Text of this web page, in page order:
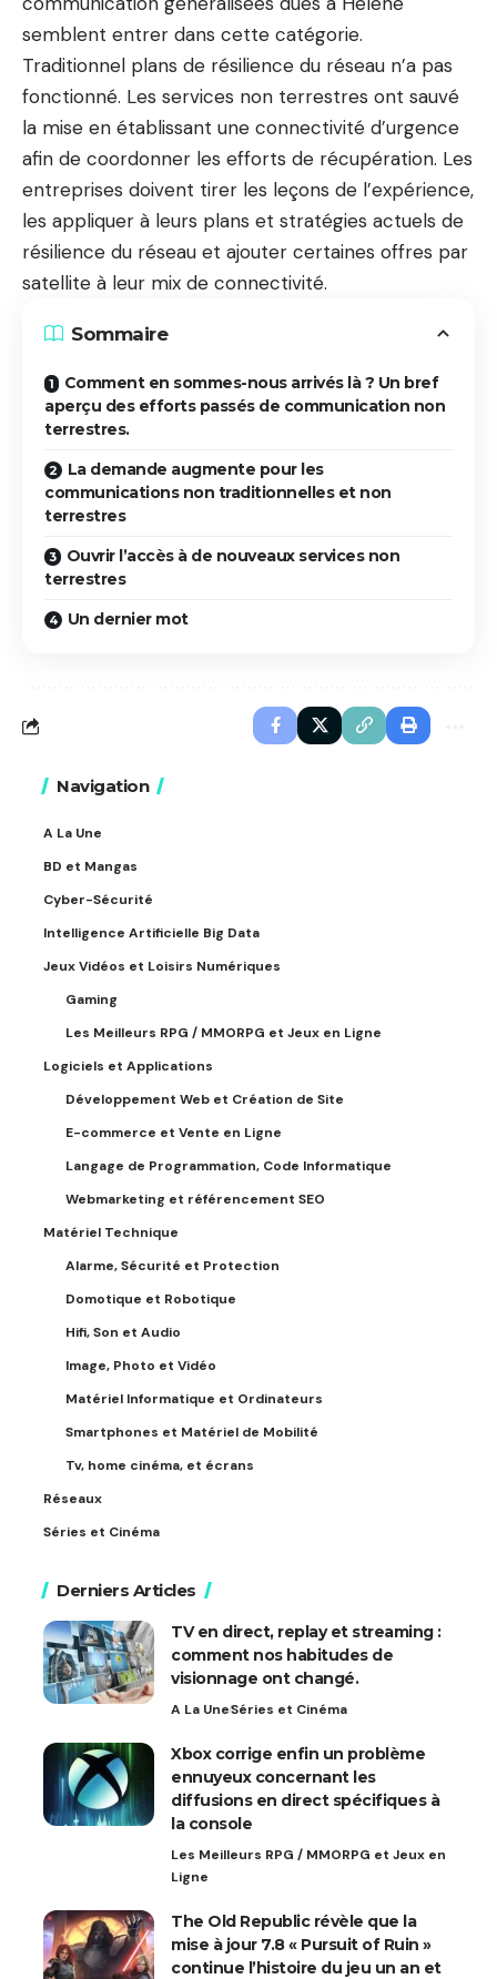
semblent entrer dans cette catégorie.
Traditionnel plans de résilience du réseau n’a pas
fonctionné. Les services non terrestres ont sauvé
la mise en établissant une connectivité d’urgence
afin de coordonner les efforts de récupération. Les
entreprises doivent tirer les leçons de l’expérience,
les appliquer à leurs plans et stratégies actuels de
résilience du réseau et ajouter certaines offres par
satellite à leur mix de connectivité.
Sommaire
Comment en sommes-nous arrivés là ? Un bref
aperçu des efforts passés de communication non
terrestres.
La demande augmente pour les
communications non traditionnelles et non
terrestres
Ouvrir l’accès à de nouveaux services non
terrestres
Un dernier mot
Navigation
A La Une
BD et Mangas
Cyber-Sécurité
Intelligence Artificielle Big Data
Jeux Vidéos et Loisirs Numériques
Gaming
Les Meilleurs RPG / MMORPG et Jeux en Ligne
Logiciels et Applications
Développement Web et Création de Site
E-commerce et Vente en Ligne
Langage de Programmation, Code Informatique
Webmarketing et référencement SEO
Matériel Technique
Alarme, Sécurité et Protection
Domotique et Robotique
Hifi, Son et Audio
Image, Photo et Vidéo
Matériel Informatique et Ordinateurs
Smartphones et Matériel de Mobilité
Tv, home cinéma, et écrans
Réseaux
Séries et Cinéma
Derniers Articles
TV en direct, replay et streaming :
comment nos habitudes de
visionnage ont changé.
A La UneSéries et Cinéma
Xbox corrige enfin un problème
ennuyeux concernant les
diffusions en direct spécifiques à
la console
Les Meilleurs RPG / MMORPG et Jeux en
Ligne
The Old Republic révèle que la
mise à jour 7.8 « Pursuit of Ruin »
continue l’histoire du jeu un an et